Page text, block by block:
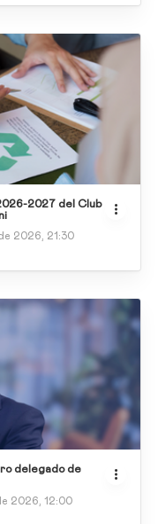
2027 del Club
2026, 21:30
delegado de
2026, 12:00